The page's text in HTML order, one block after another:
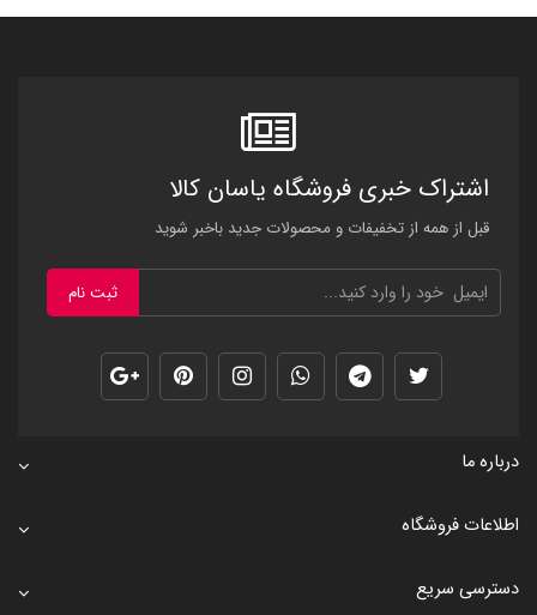
اشتراک خبری فروشگاه یاسان کالا
قبل از همه از تخفیفات و محصولات جدید باخبر شوید
ثبت نام
درباره ما
اطلاعات فروشگاه
دسترسی سریع